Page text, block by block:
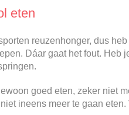
eten
reuzenhonger, dus
Dáar gaat het fout. Heb
goed eten, zeker niet
ineens meer te gaan